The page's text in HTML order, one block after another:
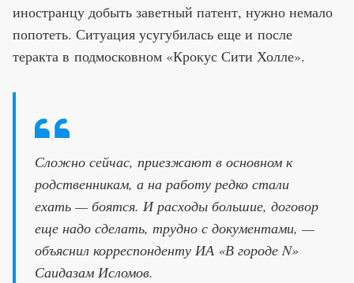
иностранцу добыть заветный патент, нужно немало
попотеть. Ситуация усугубилась еще и после
теракта в подмосковном «Крокус Сити Холле».
Сложно сейчас, приезжают в основном к
родственникам, а на работу редко стали
ехать — боятся. И расходы большие, договор
еще надо сделать, трудно с документами, —
объяснил корреспонденту ИА «В городе N»
Саидазам Исломов.